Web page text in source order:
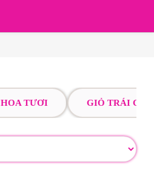
HOA TƯƠI GIỎ TRÁI CÂY